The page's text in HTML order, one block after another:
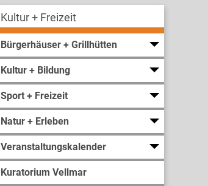
Kultur + Freizeit
Bürgerhäuser + Grillhütten
Kultur + Bildung
Sport + Freizeit
Natur + Erleben
Veranstaltungskalender
Kuratorium Vellmar